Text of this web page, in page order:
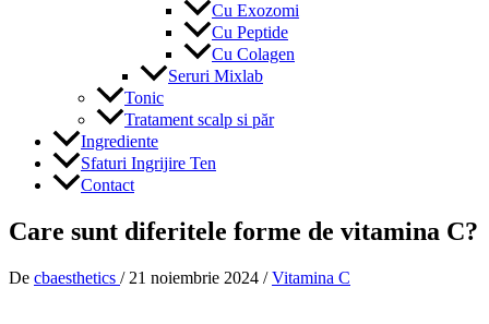
Cu Exozomi
Cu Peptide
Cu Colagen
Seruri Mixlab
Tonic
Tratament scalp si păr
Ingrediente
Sfaturi Ingrijire Ten
Contact
Care sunt diferitele forme de vitamina C?
De cbaesthetics / 21 noiembrie 2024 /Vitamina C